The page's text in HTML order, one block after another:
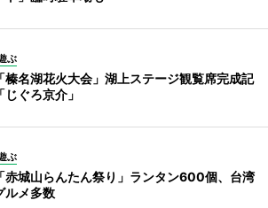
ぶ
榛名湖花火大会」湖上ステージ観覧席完成記
じぐろ京介」
ぶ
赤城山らんたん祭り」ランタン600個、台湾
ルメ多数